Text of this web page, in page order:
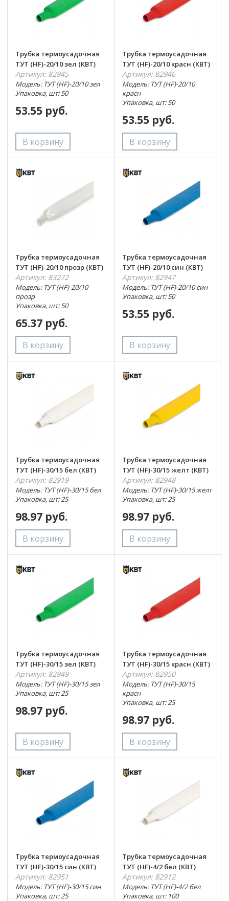
Трубка термоусадочная
ТУТ (HF)-20/10 зел (КВТ)
Артикул: 82945
Модель: ТУТ (HF)-20/10 зел
Упаковка, шт: 50
53.55 руб.
Трубка термоусадочная
ТУТ (HF)-20/10 красн (КВТ)
Артикул: 82946
Модель: ТУТ (HF)-20/10
красн
Упаковка, шт: 50
53.55 руб.
Трубка термоусадочная
ТУТ (HF)-20/10 прозр (КВТ)
Артикул: 83272
Модель: ТУТ (HF)-20/10
прозр
Упаковка, шт: 50
65.37 руб.
Трубка термоусадочная
ТУТ (HF)-20/10 син (КВТ)
Артикул: 82947
Модель: ТУТ (HF)-20/10 син
Упаковка, шт: 50
53.55 руб.
Трубка термоусадочная
ТУТ (HF)-30/15 бел (КВТ)
Артикул: 82919
Модель: ТУТ (HF)-30/15 бел
Упаковка, шт: 25
98.97 руб.
Трубка термоусадочная
ТУТ (HF)-30/15 желт (КВТ)
Артикул: 82948
Модель: ТУТ (HF)-30/15 желт
Упаковка, шт: 25
98.97 руб.
Трубка термоусадочная
ТУТ (HF)-30/15 зел (КВТ)
Артикул: 82949
Модель: ТУТ (HF)-30/15 зел
Упаковка, шт: 25
98.97 руб.
Трубка термоусадочная
ТУТ (HF)-30/15 красн (КВТ)
Артикул: 82950
Модель: ТУТ (HF)-30/15
красн
Упаковка, шт: 25
98.97 руб.
Трубка термоусадочная
ТУТ (HF)-30/15 син (КВТ)
Артикул: 82951
Модель: ТУТ (HF)-30/15 син
Упаковка, шт: 25
Трубка термоусадочная
ТУТ (HF)-4/2 бел (КВТ)
Артикул: 82912
Модель: ТУТ (HF)-4/2 бел
Упаковка, шт: 100